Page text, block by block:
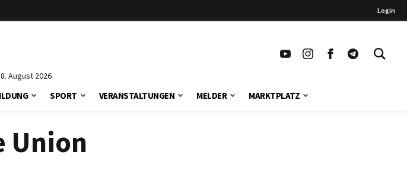
Login
August 2026
SPORT VERANSTALTUNGEN MELDER MARKTPLATZ
Union